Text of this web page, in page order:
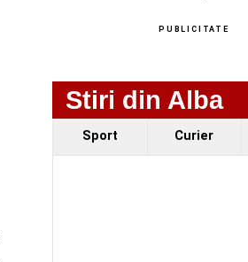
PUBLICITATE
Stiri din Alba
Sport Curier